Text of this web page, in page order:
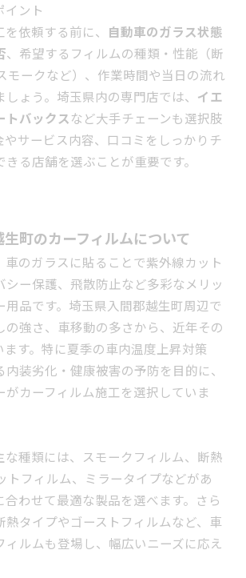
ント
依頼する前に、 自動車のガラス状態
、希望するフィルムの種類・性能（断
モークなど）、作業時間や当日の流れ
ょう。埼玉県内の専門店では、 イエ
トバックスなど大手チェーンも選択肢
やサービス内容、口コミをしっかりチ
る店舗を選ぶことが重要です。
町のカーフィルムについて
車のガラスに貼ることで紫外線カット
シー保護、飛散防止など多彩なメリッ
用品です。埼玉県入間郡越生町周辺で
の強さ、車移動の多さから、近年その
す。特に夏季の車内温度上昇対策
装劣化・健康被害の予防を目的に、
カーフィルム施工を選択していま
な種類には、スモークフィルム、断熱
トフィルム、ミラータイプなどがあ
合わせて最適な製品を選べます。さら
熱タイプやゴーストフィルムなど、車
ィルムも登場し、幅広いニーズに応え